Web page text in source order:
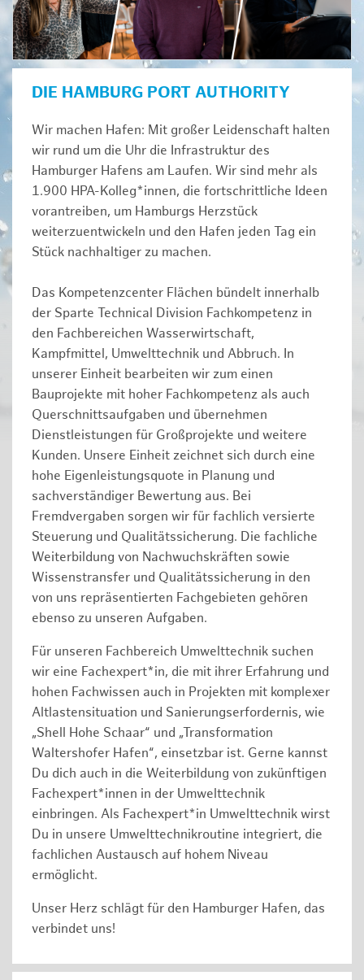
DIE HAMBURG PORT AUTHORITY
Wir machen Hafen: Mit großer Leidenschaft halten
wir rund um die Uhr die Infrastruktur des
Hamburger Hafens am Laufen. Wir sind mehr als
1.900 HPA-Kolleg*innen, die fortschrittliche Ideen
vorantreiben, um Hamburgs Herzstück
weiterzuentwickeln und den Hafen jeden Tag ein
Stück nachhaltiger zu machen.
Das Kompetenzcenter Flächen bündelt innerhalb
der Sparte Technical Division Fachkompetenz in
den Fachbereichen Wasserwirtschaft,
Kampfmittel, Umwelttechnik und Abbruch. In
unserer Einheit bearbeiten wir zum einen
Bauprojekte mit hoher Fachkompetenz als auch
Querschnittsaufgaben und übernehmen
Dienstleistungen für Großprojekte und weitere
Kunden. Unsere Einheit zeichnet sich durch eine
hohe Eigenleistungsquote in Planung und
sachverständiger Bewertung aus. Bei
Fremdvergaben sorgen wir für fachlich versierte
Steuerung und Qualitätssicherung. Die fachliche
Weiterbildung von Nachwuchskräften sowie
Wissenstransfer und Qualitätssicherung in den
von uns repräsentierten Fachgebieten gehören
ebenso zu unseren Aufgaben.
Für unseren Fachbereich Umwelttechnik suchen
wir eine Fachexpert*in, die mit ihrer Erfahrung und
hohen Fachwissen auch in Projekten mit komplexer
Altlastensituation und Sanierungserfordernis, wie
„Shell Hohe Schaar“ und „Transformation
Waltershofer Hafen“, einsetzbar ist. Gerne kannst
Du dich auch in die Weiterbildung von zukünftigen
Fachexpert*innen in der Umwelttechnik
einbringen. Als Fachexpert*in Umwelttechnik wirst
Du in unsere Umwelttechnikroutine integriert, die
fachlichen Austausch auf hohem Niveau
ermöglicht.
Unser Herz schlägt für den Hamburger Hafen, das
verbindet uns!